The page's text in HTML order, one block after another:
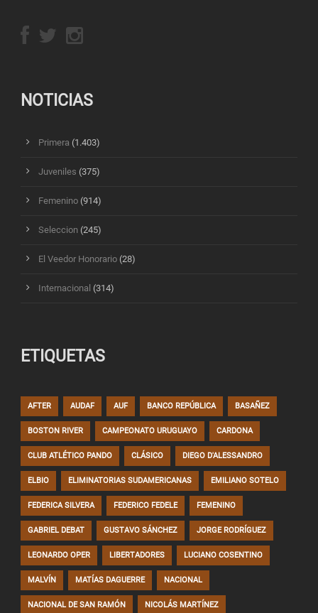
NOTICIAS
Primera (1.403)
Juveniles (375)
Femenino (914)
Seleccion (245)
El Veedor Honorario (28)
Internacional (314)
ETIQUETAS
AFTER AUDAF AUF BANCO REPÚBLICA BASAÑEZ
BOSTON RIVER CAMPEONATO URUGUAYO CARDONA
CLUB ATLÉTICO PANDO CLÁSICO DIEGO D'ALESSANDRO
ELBIO ELIMINATORIAS SUDAMERICANAS EMILIANO SOTELO
FEDERICA SILVERA FEDERICO FEDELE FEMENINO
GABRIEL DEBAT GUSTAVO SÁNCHEZ JORGE RODRÍGUEZ
LEONARDO OPER LIBERTADORES LUCIANO COSENTINO
MALVÍN MATÍAS DAGUERRE NACIONAL
NACIONAL DE SAN RAMÓN NICOLÁS MARTÍNEZ